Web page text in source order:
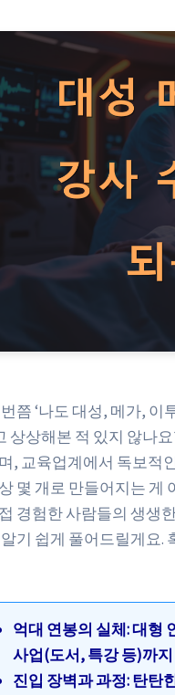
쯤 ‘나도 대성, 메가,
상상해본 적 있지 않나
, 교육업계에서 독보적
몇 개로 만들어지는 게
경험한 사람들의 생생
기 쉽게 풀어드릴게요.
억대 연봉의 실체: 대형
사업(도서, 특강 등)까
진입 장벽과 과정: 탄탄